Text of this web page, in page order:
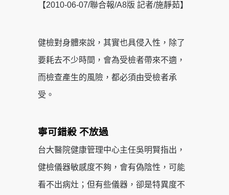
【2010-06-07/聯合報/A8版 記者/施靜茹】
健檢對身體來說，其實也具侵入性，除了
要耗去不少時間，會為受檢者帶來不適，
而檢查產生的風險，都必須由受檢者承
受。
寧可錯殺 不放過
台大醫院健康管理中心主任吳明賢指出，
健檢儀器敏感度不夠，會有偽陰性，可能
看不出病灶；但有些儀器，卻是特異度不